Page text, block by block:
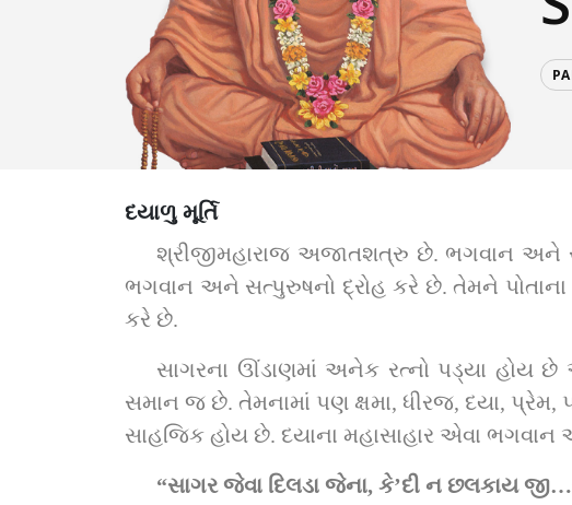
દયાળુ મૂર્તિ
શ્રીજીમહારાજ અજાતશત્રુ છે. ભગવાન અને
ભગવાન અને સત્પુરુષનો દ્રોહ કરે છે. તેમને
કરે છે.
સાગરના ઊંડાણમાં અનેક રત્નો પડ્યા હોય
સમાન જ છે. તેમનામાં પણ ક્ષમા, ધીરજ, દયા, પ્રેમ,
સાહજિક હોય છે. દયાના મહાસાહાર એવા
“સાગર જેવા દિલડા જેના, કે’દી ન છલકાય